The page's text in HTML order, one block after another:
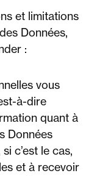
et limitations
Données,
:
vous
à-dire
quant à
Données
c’est le cas,
et à recevoir